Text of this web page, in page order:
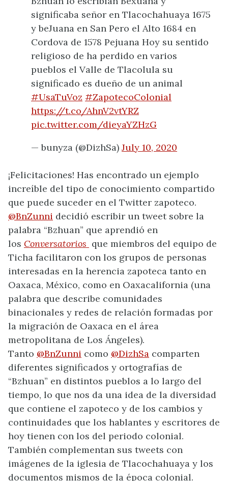
significaba señor en Tlacochahuaya 1675
y beJuana en San Pero el Alto 1684 en
Cordova de 1578 Pejuana Hoy su sentido
religioso de ha perdido en varios
pueblos el Valle de Tlacolula su
significado es dueño de un animal
#UsaTuVoz #ZapotecoColonial
https://t.co/AhnV2vtYRZ
pic.twitter.com/dieyaYZHzG
— bunyza (@DizhSa) July 10, 2020
¡Felicitaciones! Has encontrado un ejemplo
increíble del tipo de conocimiento compartido
que puede suceder en el Twitter zapoteco.
@BnZunni decidió escribir un tweet sobre la
palabra “Bzhuan” que aprendió en
los Conversatorios que miembros del equipo de
Ticha facilitaron con los grupos de personas
interesadas en la herencia zapoteca tanto en
Oaxaca, México, como en Oaxacalifornia (una
palabra que describe comunidades
binacionales y redes de relación formadas por
la migración de Oaxaca en el área
metropolitana de Los Ángeles).
Tanto @BnZunni como @DizhSa comparten
diferentes significados y ortografías de
“Bzhuan” en distintos pueblos a lo largo del
tiempo, lo que nos da una idea de la diversidad
que contiene el zapoteco y de los cambios y
continuidades que los hablantes y escritores de
hoy tienen con los del periodo colonial.
También complementan sus tweets con
imágenes de la iglesia de Tlacochahuaya y los
documentos mismos de la época colonial.